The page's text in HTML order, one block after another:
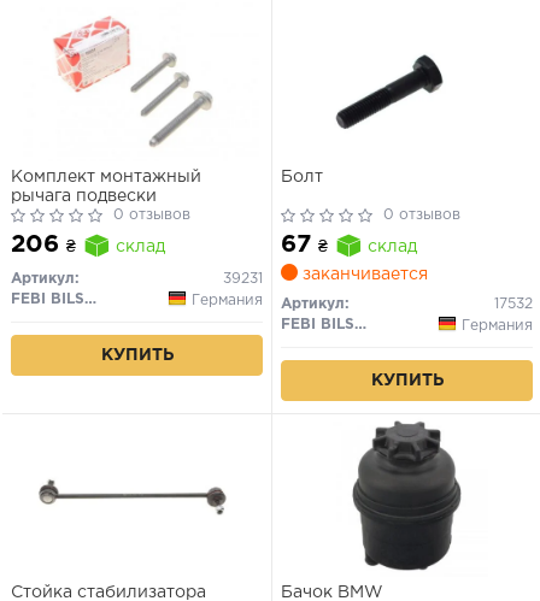
Комплект монтажный
рычага подвески
0 отзывов
206 ₴ склад
Артикул:
39231
FEBI BILSTEIN
Германия
КУПИТЬ
Болт
0 отзывов
67 ₴
склад
заканчивается
Артикул:
17532
FEBI BILSTEIN
Германия
КУПИТЬ
Стойка стабилизатора
Бачок BMW